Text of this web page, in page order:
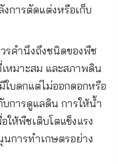
การตัดแต่งหรือเก็บ
รคำนึงถึงชนิดของพืช
หมาะสม และสภาพดิน
ใบดกแต่ไม่ออกดอกหรือ
การดูแลดิน การให้น้ำ
ให้พืชเติบโตแข็งแรง
การทำเกษตรอย่าง